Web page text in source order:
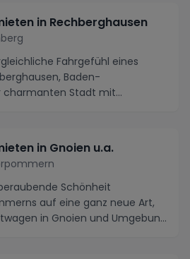
in Rechberghausen
Fahrgefühl eines
Baden-
charmanten Stadt mit
in Gnoien u.a.
Schönheit
auf eine ganz neue Art,
in Gnoien und Umgebung